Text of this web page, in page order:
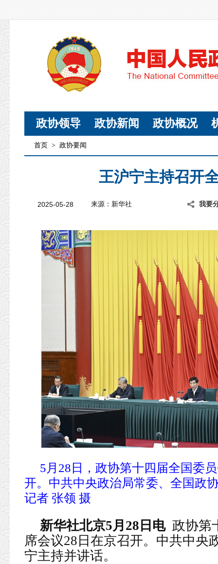
政协领导 政协新闻 政协概况
首页 > 政协要闻
王沪宁主持召开
2025-05-28 来源：新华社 我要
5月28日，政协第十四届全国委
开。中共中央政治局常委、全国政
记者 张领 摄
新华社北京5月28日电 政协第
席会议28日在京召开。中共中央
宁主持并讲话。